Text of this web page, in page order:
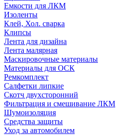
Емкости для ЛКМ
Изоленты
Клей, Хол. сварка
Клипсы
Лента для дизайна
Лента малярная
Маскировочные материалы
Материалы для ОСК
Ремкомплект
Салфетки липкие
Скотч двухсторонний
Фильтрация и смешивание ЛКМ
Шумоизоляция
Средства защиты
Уход за автомобилем